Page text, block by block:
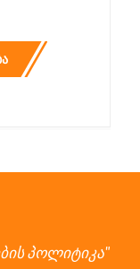
პოლიტიკა